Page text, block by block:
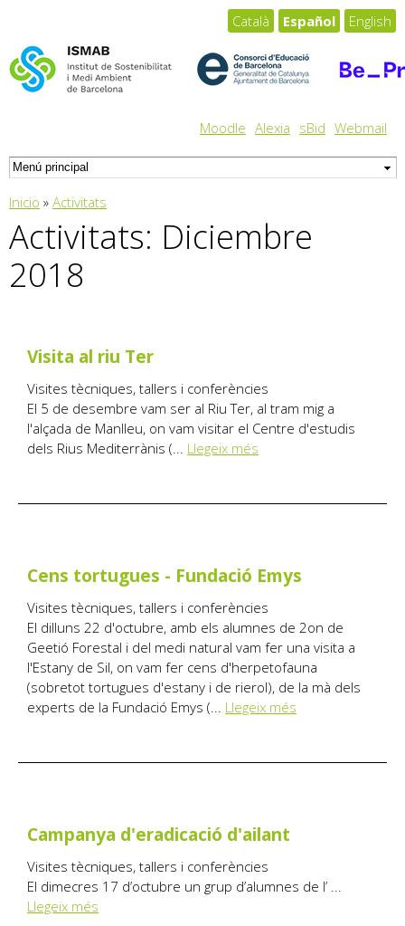
Moodle Alexia sBid Webmail
Català Español English
Usted está aquí
Inicio » Activitats
Activitats: Diciembre
2018
Visita al riu Ter
Visites tècniques, tallers i conferències
El 5 de desembre vam ser al Riu Ter, al tram mig a
l'alçada de Manlleu, on vam visitar el Centre d'estudis
dels Rius Mediterrànis (... Llegeix més
Cens tortugues - Fundació Emys
Visites tècniques, tallers i conferències
El dilluns 22 d'octubre, amb els alumnes de 2on de
Geetió Forestal i del medi natural vam fer una visita a
l'Estany de Sil, on vam fer cens d'herpetofauna
(sobretot tortugues d'estany i de rierol), de la mà dels
experts de la Fundació Emys (... Llegeix més
Campanya d'eradicació d'ailant
Visites tècniques, tallers i conferències
El dimecres 17 d’octubre un grup d’alumnes de l’ ...
Llegeix més